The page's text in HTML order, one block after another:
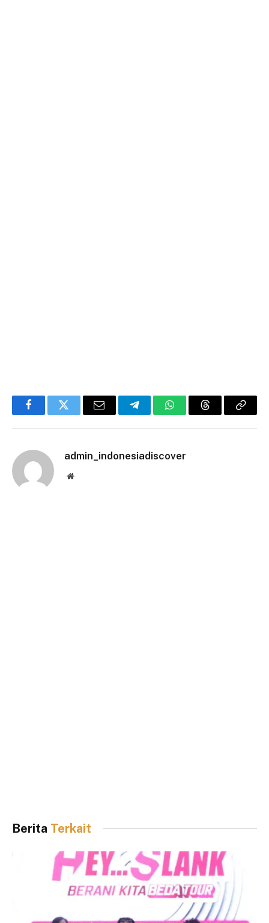
FacebookTwitter Email TelegramWhatsAppThreadsCopy
admin_indonesiadiscover
Website
Berita Terkait